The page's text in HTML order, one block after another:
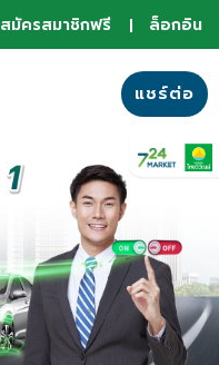
สมัครสมาชิกฟรี ล็อกอิน
แชร์ต่อ